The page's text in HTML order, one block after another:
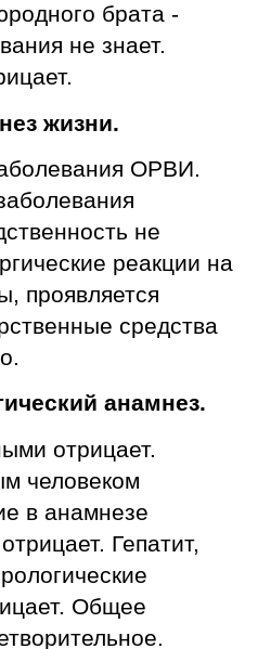
брата -
не знает.
жизни.
ОРВИ.
не
реакции на
проявляется
средства
анамнез.
отрицает.
человеком
в анамнезе
Гепатит,
Общее